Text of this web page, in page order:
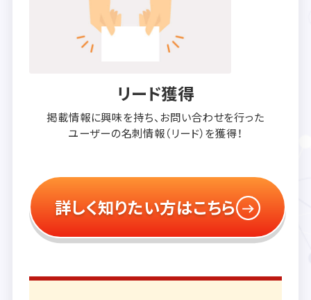
リード獲得
掲載情報に興味を持ち、 お問い合わせを行った
ユーザーの名刺情報（リード）を獲得！
詳しく知りたい方はこちら